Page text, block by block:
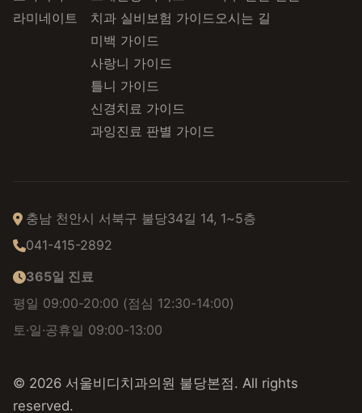
라미네이트
치과 실비보험 가이드
미백 가이드
사랑니 가이드
틀니 가이드
신경치료 가이드
과잉진료 판별 가이드
오시는 길
충남 천안시 서북구 불당34길 14, 1~5층
041-415-2892
365일 진료
평일 09:00-20:00 (점심 12:30-14:00)
토·일·공휴일 09:00-13:00
© 2026 서울비디치과의원 불당본점. All rights
reserved.